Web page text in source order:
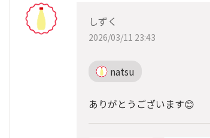
しずく
2026/03/11 23:43
natsu
ありがとうございます😊